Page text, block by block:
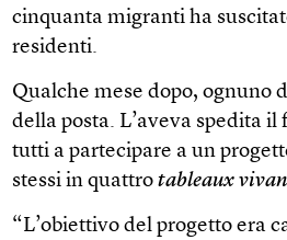
cinquanta migranti ha
residenti.
Qualche mese dopo, ognuno
della posta. L’aveva spedita
tutti a partecipare a un
stessi in quattrotableaux
“L’obiettivo del progetto era